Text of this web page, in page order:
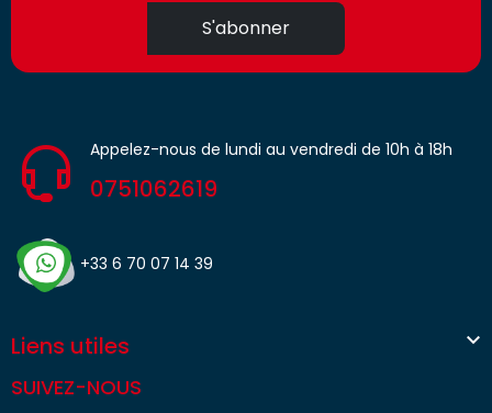
S'abonner
Appelez-nous de lundi au vendredi de 10h à 18h
0751062619
+33 6 70 07 14 39
Liens utiles 
SUIVEZ-NOUS